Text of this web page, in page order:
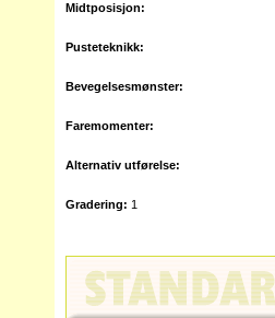
Midtposisjon:
Pusteteknikk:
Bevegelsesmønster:
Faremomenter:
Alternativ utførelse:
Gradering: 1